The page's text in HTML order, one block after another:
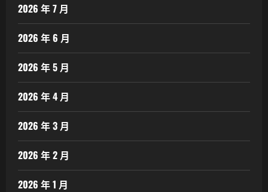
2026 年 7 月
2026 年 6 月
2026 年 5 月
2026 年 4 月
2026 年 3 月
2026 年 2 月
2026 年 1 月